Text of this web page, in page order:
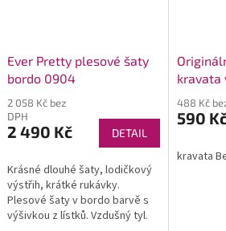
Ever Pretty plesové šaty
bordo 0904
2 058 Kč bez
DPH
2 490 Kč DETAIL
Krásné dlouhé šaty, lodičkový
výstřih, krátké rukávky.
Plesové šaty v bordo barvě s
výšivkou z lístků. Vzdušný tyl.
kravata
488 Kč
590
kravata